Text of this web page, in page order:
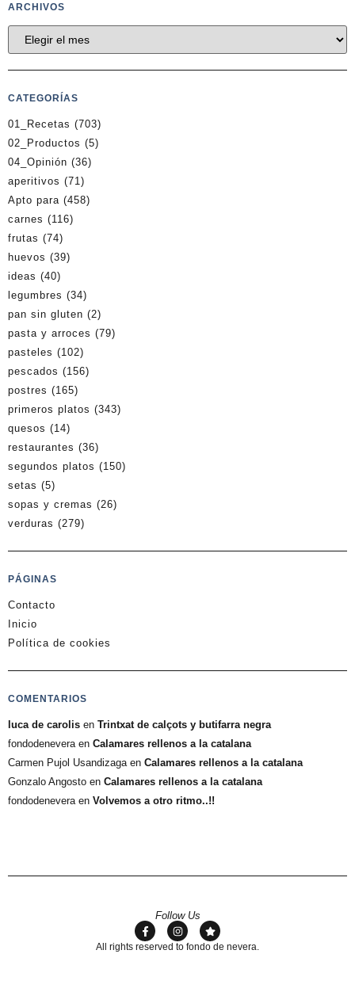
ARCHIVOS
CATEGORÍAS
01_Recetas (703)
02_Productos (5)
04_Opinión (36)
aperitivos (71)
Apto para (458)
carnes (116)
frutas (74)
huevos (39)
ideas (40)
legumbres (34)
pan sin gluten (2)
pasta y arroces (79)
pasteles (102)
pescados (156)
postres (165)
primeros platos (343)
quesos (14)
restaurantes (36)
segundos platos (150)
setas (5)
sopas y cremas (26)
verduras (279)
PÁGINAS
Contacto
Inicio
Política de cookies
COMENTARIOS
luca de carolis en Trintxat de calçots y butifarra negra
fondodeneveraen Calamares rellenos a la catalana
Carmen Pujol Usandizagaen Calamares rellenos a la catalana
Gonzalo Angosto en Calamares rellenos a la catalana
fondodeneveraen Volvemos a otro ritmo..!!
Follow Us
All rights reserved to fondo de nevera.